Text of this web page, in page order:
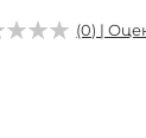
(0) |